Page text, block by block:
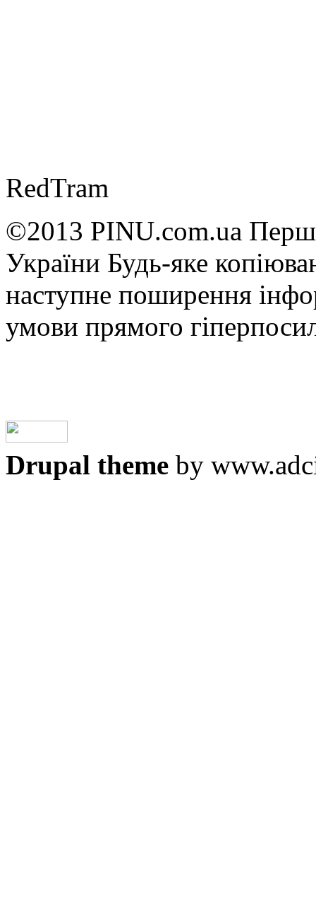
RedTram
©2013 PINU.com.ua
України Будь-яке
наступне поширення
умови прямого
Drupal theme by